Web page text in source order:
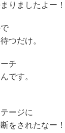
ましたよー！
つだけ。
チ
です。
ージに
をされたなー